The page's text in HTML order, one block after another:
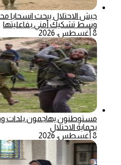
جيش الاحتلال يبحث انسحابا
وسط تشكيك أمني بفاعليتها
8 أغسطس، 2026
مستوطنون يهاجمون بلدات
بحماية الاحتلال
8 أغسطس، 2026